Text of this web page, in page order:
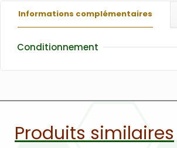
Informations complémentaires
Conditionnement
Produits similaires